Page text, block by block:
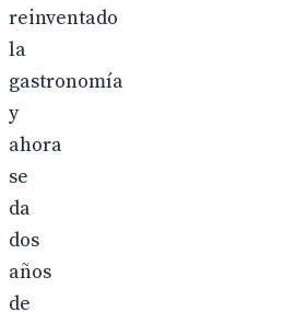
reinventado
la
gastronomía
y
ahora
se
da
dos
años
de